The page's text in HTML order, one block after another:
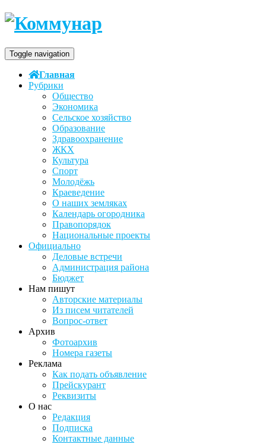
Toggle navigation
Главная
Рубрики
Общество
Экономика
Сельское хозяйство
Образование
Здравоохранение
ЖКХ
Культура
Спорт
Молодёжь
Краеведение
О наших земляках
Календарь огородника
Правопорядок
Национальные проекты
Официально
Деловые встречи
Администрация района
Бюджет
Нам пишут
Авторские материалы
Из писем читателей
Вопрос-ответ
Архив
Фотоархив
Номера газеты
Реклама
Как подать объявление
Прейскурант
Реквизиты
О нас
Редакция
Подписка
Контактные данные